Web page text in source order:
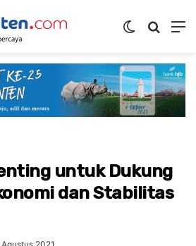
Switch skin
untuk Dukung
dan Stabilitas